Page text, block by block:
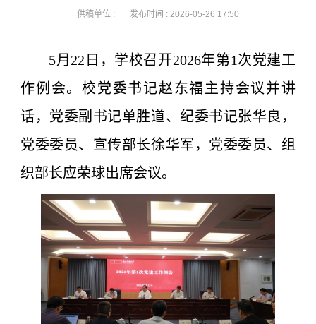
供稿单位 : 发布时间 : 2026-05-26 17:50
5月22日，学校召开2026年第1次党建工
作例会。校党委书记赵东福主持会议并讲
话，党委副书记单胜道、纪委书记张华良，
党委委员、宣传部长徐华军，党委委员、组
织部长应荣球出席会议。